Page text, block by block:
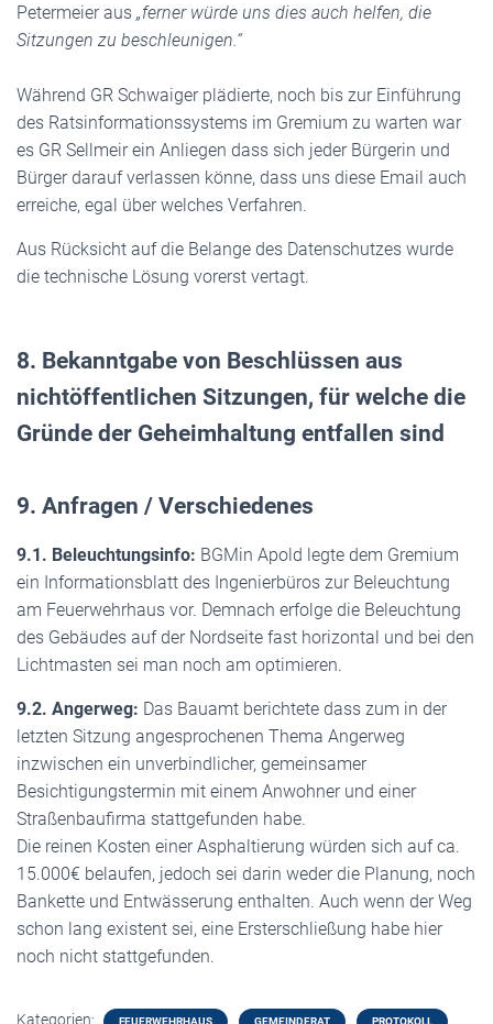
Petermeier aus „ferner würde uns dies auch helfen, die
Sitzungen zu beschleunigen.“
Während GR Schwaiger plädierte, noch bis zur Einführung
des Ratsinformationssystems im Gremium zu warten war
es GR Sellmeir ein Anliegen dass sich jeder Bürgerin und
Bürger darauf verlassen könne, dass uns diese Email auch
erreiche, egal über welches Verfahren.
Aus Rücksicht auf die Belange des Datenschutzes wurde
die technische Lösung vorerst vertagt.
8. Bekanntgabe von Beschlüssen aus
nichtöffentlichen Sitzungen, für welche die
Gründe der Geheimhaltung entfallen sind
9. Anfragen / Verschiedenes
9.1. Beleuchtungsinfo: BGMin Apold legte dem Gremium
ein Informationsblatt des Ingenierbüros zur Beleuchtung
am Feuerwehrhaus vor. Demnach erfolge die Beleuchtung
des Gebäudes auf der Nordseite fast horizontal und bei den
Lichtmasten sei man noch am optimieren.
9.2. Angerweg: Das Bauamt berichtete dass zum in der
letzten Sitzung angesprochenen Thema Angerweg
inzwischen ein unverbindlicher, gemeinsamer
Besichtigungstermin mit einem Anwohner und einer
Straßenbaufirma stattgefunden habe.
Die reinen Kosten einer Asphaltierung würden sich auf ca.
15.000€ belaufen, jedoch sei darin weder die Planung, noch
Bankette und Entwässerung enthalten. Auch wenn der Weg
schon lang existent sei, eine Ersterschließung habe hier
noch nicht stattgefunden.
Kategorien: FEUERWEHRHAUS GEMEINDERAT PROTOKOLL